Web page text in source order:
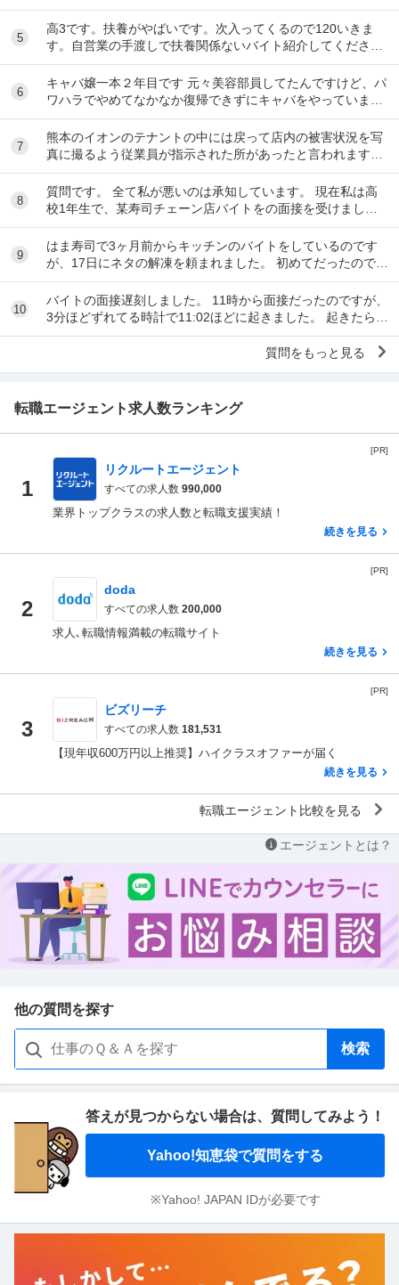
うとあまり稼げないのでバイトを変えたいと思っ...
5
高3です。扶養がやばいです。次入ってくるので120いきま
す。自営業の手渡しで扶養関係ないバイト紹介してくださ
い。大阪市です
6
キャバ嬢一本２年目です 元々美容部員してたんですけど、パ
ワハラでやめてなかなか復帰できずにキャバをやっています
昼間の仕事復帰したいのですが、またパワハラ...
7
熊本のイオンのテナントの中には戻って店内の被害状況を写
真に撮るよう従業員が指示された所があったと言われます。
事実ですか。テナント名は分かりますか。
8
質問です。 全て私が悪いのは承知しています。 現在私は高
校1年生で、某寿司チェーン店バイトをの面接を受けまし
た。面接をし、その場で採用をもらいました。そし...
9
はま寿司で3ヶ月前からキッチンのバイトをしているのです
が、17日にネタの解凍を頼まれました。 初めてだったのです
が、ネタを出し冷蔵庫にいれてる時に、こんな...
10
バイトの面接遅刻しました。 11時から面接だったのですが、
3分ほどずれてる時計で11:02ほどに起きました。 起きたらス
マホの充電が切れていて、とりあえ...
質問をもっと見る
転職エージェント求人数ランキング
[PR]
1
リクルートエージェント
すべての求人数 990,000
業界トップクラスの求人数と転職支援実績！
続きを見る
[PR]
2
doda
すべての求人数 200,000
求人､転職情報満載の転職サイト
続きを見る
[PR]
3
ビズリーチ
すべての求人数 181,531
【現年収600万円以上推奨】ハイクラスオファーが届く
続きを見る
転職エージェント比較を見る
エージェントとは？
他の質問を探す
検索
答えが見つからない場合は、 質問してみよう！
Yahoo!知恵袋で質問をする
※Yahoo! JAPAN IDが必要です